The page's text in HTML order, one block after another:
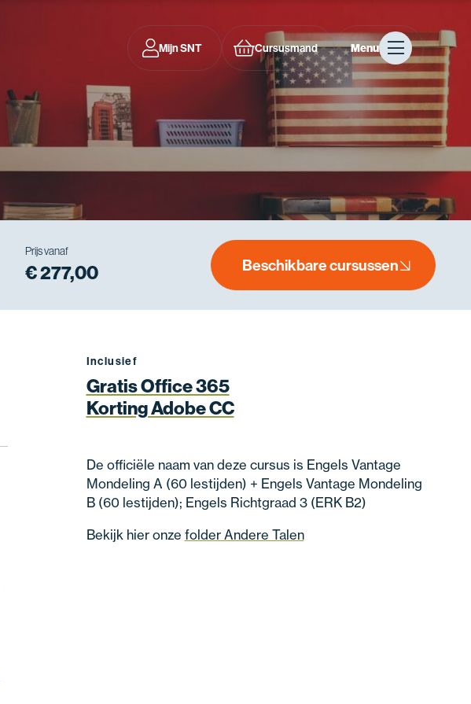
Mijn SNT Cursusmand Menu
Prijs vanaf
€ 277,00 Beschikbare cursussen
Inclusief
Gratis Office 365
Korting Adobe CC
De officiële naam van deze cursus is Engels Vantage
Mondeling A (60 lestijden) + Engels Vantage Mondeling
B (60 lestijden); Engels Richtgraad 3 (ERK B2)
Bekijk hier onze folder Andere Talen